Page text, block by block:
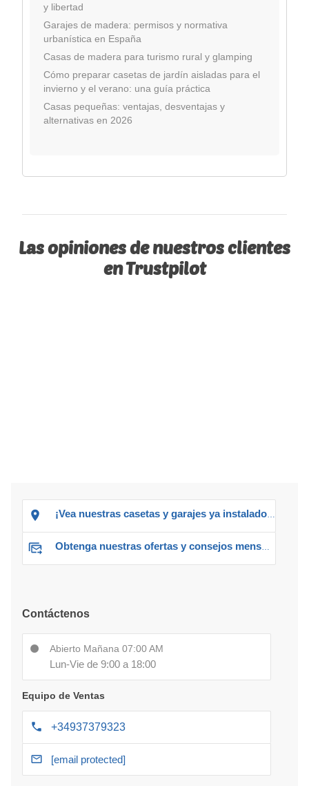
y libertad
Garajes de madera: permisos y normativa
urbanística en España
Casas de madera para turismo rural y glamping
Cómo preparar casetas de jardín aisladas para el
invierno y el verano: una guía práctica
Casas pequeñas: ventajas, desventajas y
alternativas en 2026
Las opiniones de nuestros clientes
en Trustpilot
¡Vea nuestras casetas y garajes ya instalados!
Obtenga nuestras ofertas y consejos mensuales
Contáctenos
Abierto Mañana 07:00 AM
Lun-Vie de 9:00 a 18:00
Equipo de Ventas
+34937379323
[email protected]